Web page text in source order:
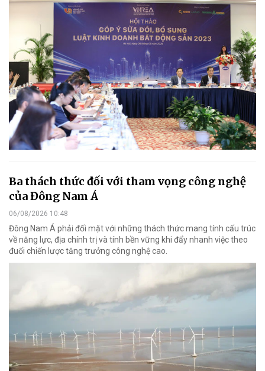
Ba thách thức đối với tham vọng công nghệ
của Đông Nam Á
06/08/2026 10:48
Đông Nam Á phải đối mặt với những thách thức mang tính cấu trúc
về năng lực, địa chính trị và tính bền vững khi đẩy nhanh việc theo
đuổi chiến lược tăng trưởng công nghệ cao.